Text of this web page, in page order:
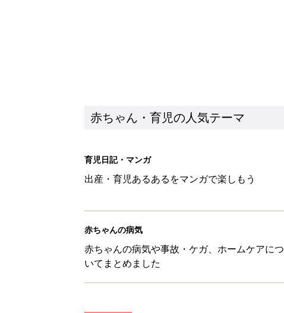
赤ちゃん・育児の人気テーマ
育児日記・マンガ
出産・育児あるあるをマンガで楽しもう
赤ちゃんの病気
赤ちゃんの病気や事故・ケガ、ホームケアにつ
いてまとめました